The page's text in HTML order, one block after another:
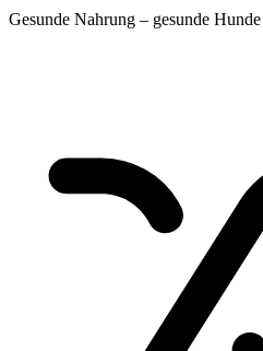
Gesunde Nahrung – gesunde Hunde